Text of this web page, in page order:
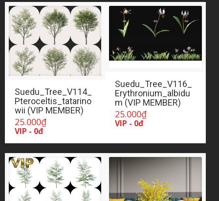
Suedu_Tree_V114_
Pteroceltis_tatarino
wii (VIP MEMBER)
25.000₫
VIP - 0đ
Suedu_Tree_V116_
Erythronium_albidu
m (VIP MEMBER)
25.000₫
VIP - 0đ